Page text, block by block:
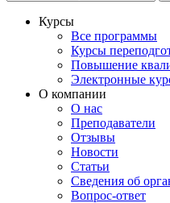
Курсы
Все программы
Курсы
Повышение
Электронные
О компании
О нас
Преподаватели
Отзывы
Новости
Статьи
Сведения об
Вопрос-ответ